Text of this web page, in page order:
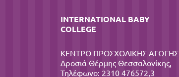
INTERNATIONAL BABY
COLLEGE
ΚΕΝΤΡΟ ΠΡΟΣΧΟΛΙΚΗΣ ΑΓΩΓΗΣ
Δροσιά Θέρμης Θεσσαλονίκης,
Τηλέφωνο: 2310 476572,3